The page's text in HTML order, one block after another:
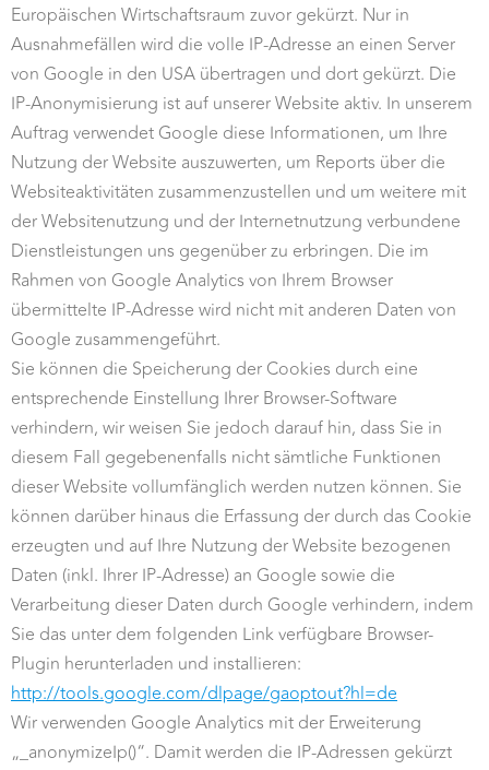
Europäischen Wirtschaftsraum zuvor gekürzt. Nur in
Ausnahmefällen wird die volle IP-Adresse an einen Server
von Google in den USA übertragen und dort gekürzt. Die
IP-Anonymisierung ist auf unserer Website aktiv. In unserem
Auftrag verwendet Google diese Informationen, um Ihre
Nutzung der Website auszuwerten, um Reports über die
Websiteaktivitäten zusammenzustellen und um weitere mit
der Websitenutzung und der Internetnutzung verbundene
Dienstleistungen uns gegenüber zu erbringen. Die im
Rahmen von Google Analytics von Ihrem Browser
übermittelte IP-Adresse wird nicht mit anderen Daten von
Google zusammengeführt.
Sie können die Speicherung der Cookies durch eine
entsprechende Einstellung Ihrer Browser-Software
verhindern, wir weisen Sie jedoch darauf hin, dass Sie in
diesem Fall gegebenenfalls nicht sämtliche Funktionen
dieser Website vollumfänglich werden nutzen können. Sie
können darüber hinaus die Erfassung der durch das Cookie
erzeugten und auf Ihre Nutzung der Website bezogenen
Daten (inkl. Ihrer IP-Adresse) an Google sowie die
Verarbeitung dieser Daten durch Google verhindern, indem
Sie das unter dem folgenden Link verfügbare Browser-
Plugin herunterladen und installieren:
http://tools.google.com/dlpage/gaoptout?hl=de
Wir verwenden Google Analytics mit der Erweiterung
„_anonymizeIp()“. Damit werden die IP-Adressen gekürzt